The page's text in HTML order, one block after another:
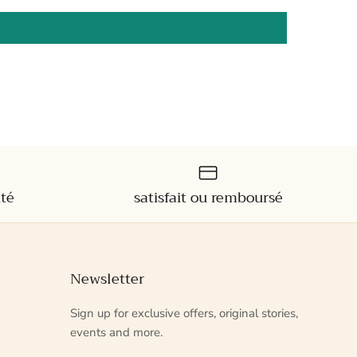
satisfait ou remboursé
Newsletter
Sign up for exclusive offers, original stories,
events and more.